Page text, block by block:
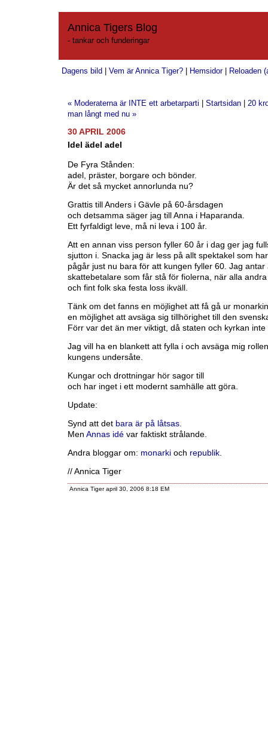
Annica Tigers Blog
- tankar och funderingar
Dagens bild Vem är Annica Tiger? Hemsidor| Reloaden
« Moderaterna är INTE ett arbetarparti Startsidan
20
man långt med nu »
30 APRIL 2006
Idel ädel adel
De Fyra Stånden:
adel, präster, borgare och bönder.
Är det så mycket annorlunda nu?
Grattis till Anders i Gävle på 60-årsdagen
och detsamma säger jag till Anna i Haparanda.
Ett fyrfaldigt leve, må ni leva i 100 år.
Att en annan viss person fyller 60 år i dag ger jag
sjutton i. Snacka jag är less på allt spektakel som
pågår just nu bara för att kungen fyller 60. Jag antar
skattebetalare som får stå för fiolerna, när alla
och fint folk ska festa loss ikväll.
Tänk om det fanns en möjlighet att få gå ur
en möjlighet att avsäga sig tillhörighet till den
Förr var det än mer viktigt, då staten och kyrkan
Jag vill ha en blankett att fylla i och avsäga mig
kungens undersåte.
Kungar och drottningar hör sagor till
och har inget i ett modernt samhälle att göra.
Update:
Synd att det bara är på låtsas.
Men Annas idé var faktiskt strålande.
Andra bloggar om: monarki och republik.
// Annica Tiger
Annica Tiger april 30, 2006 8:18 EM